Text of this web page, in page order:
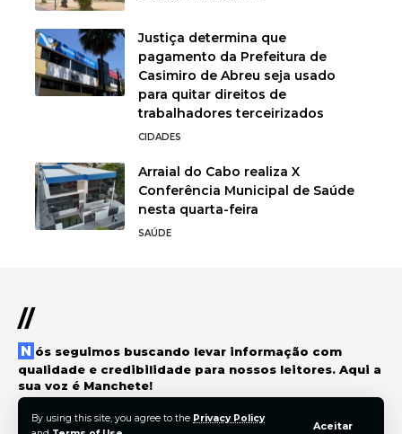
By using this site, you agree to the Privacy Policy
Aceitar
Justiça determina que
pagamento da Prefeitura de
Casimiro de Abreu seja usado
para quitar direitos de
trabalhadores terceirizados
CIDADES
Arraial do Cabo realiza X
Conferência Municipal de Saúde
nesta quarta-feira
SAÚDE
//
Nós seguimos buscando levar informação com
qualidade e credibilidade para nossos leitores. Aqui a
sua voz é Manchete!